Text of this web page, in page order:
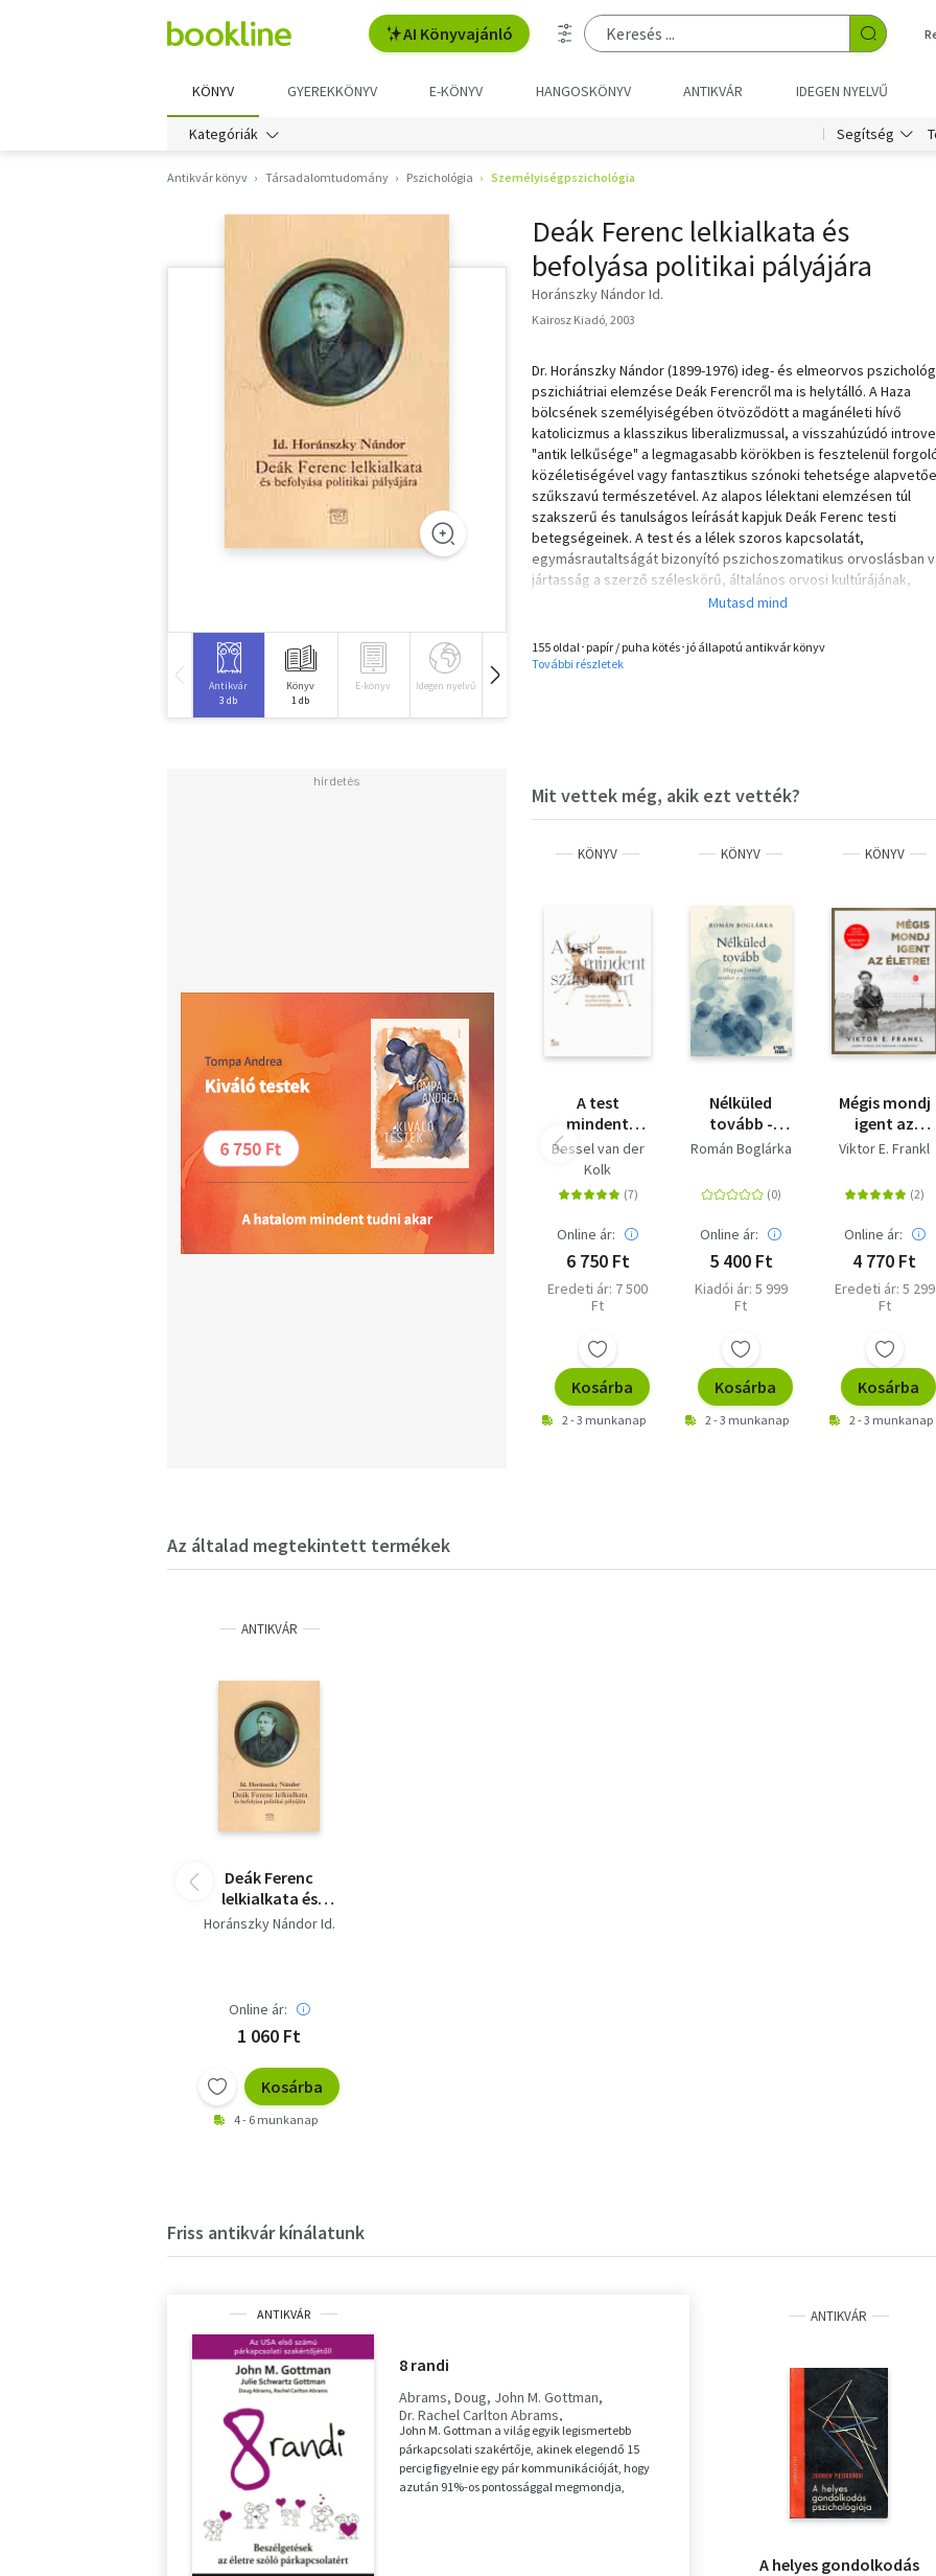
AI Könyvajánló
KÖNYV GYEREKKÖNYV E-KÖNYV HANGOSKÖNYV ANTIKVÁR IDEGEN NYELVŰ
Kategóriák Segítség
Antikvár könyv Társadalomtudomány Pszichológia Személyiségpszichológia
Antikvár
3 db
Könyv
1 db
E-könyv Idegen nyelvű Hangoskönyv
Deák Ferenc lelkialkata és
befolyása politikai pályájára
Horánszky Nándor Id.
Kairosz Kiadó, 2003
Dr. Horánszky Nándor (1899-1976) ideg- és elmeorvos
pszichiátriai elemzése Deák Ferencről ma is helytálló. A Haza
bölcsének személyiségében ötvöződött a magánéleti hívő
katolicizmus a klasszikus liberalizmussal, a visszahúzúdó
"antik lelkűsége" a legmagasabb körökben is fesztelenül
közéletiségével vagy fantasztikus szónoki tehetsége
szűkszavú természetével. Az alapos lélektani elemzésen túl
szakszerű és tanulságos leírását kapjuk Deák Ferenc testi
betegségeinek. A test és a lélek szoros kapcsolatát,
egymásrautaltságát bizonyító pszichoszomatikus orvoslásban
jártasság a szerző széleskörű, általános orvosi kultúrájának,
műveltségének szép bizonyítéka. Kiadónk e kötet
évfordulójára.
155 oldal･papír / puha kötés･jó állapotú antikvár könyv
További részletek
Mit vettek még, akik ezt vették?
KÖNYV
A test
mindent
számontart -
Az agy, az
elme és a test
szerepe a
traumafeldolgozásban
Bessel van der
Kolk
Online ár:
6 750 Ft
Eredeti ár: 7 500
Ft
Kosárba
2 - 3 munkanap
KÖNYV
Nélküled
tovább -
Hogyan
minket a
veszteség?
Román Boglárka
Online ár:
5 400 Ft
Kiadói ár: 5 999
Ft
Kosárba
2 - 3 munkanap
KÖNYV
Mégis mondj
igent az
életre!
Viktor E. Frankl
Online ár:
4 770 Ft
Eredeti ár: 5 299
Ft
Kosárba
2 - 3 munkanap
Az általad megtekintett termékek
ANTIKVÁR
Deák Ferenc
lelkialkata és
befolyása politikai
Horánszky Nándor Id.
Online ár:
1 060 Ft
Kosárba
4 - 6 munkanap
Friss antikvár kínálatunk
ANTIKVÁR
8 randi
Abrams, Doug John M. Gottman
Dr. Rachel Carlton Abrams
Julie Schwartz Gottman
John M. Gottman a világ egyik legismertebb
párkapcsolati szakértője, akinek elegendő 15
percig figyelnie egy pár kommunikációját, hogy
azután 91%-os pontossággal megmondja,
ANTIKVÁR
A helyes gondolkodás